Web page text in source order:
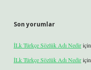
Son yorumlar
İLk Türkçe Sözlük Adı Nediriçin
İLk Türkçe Sözlük Adı Nediriçin